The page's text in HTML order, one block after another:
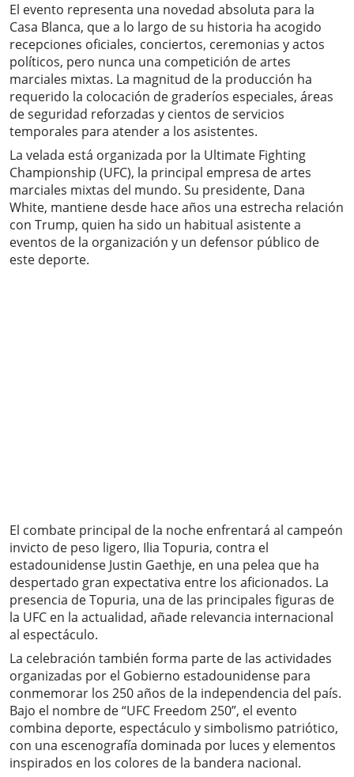
El evento representa una novedad absoluta para la
Casa Blanca, que a lo largo de su historia ha acogido
recepciones oficiales, conciertos, ceremonias y actos
políticos, pero nunca una competición de artes
marciales mixtas. La magnitud de la producción ha
requerido la colocación de graderíos especiales, áreas
de seguridad reforzadas y cientos de servicios
temporales para atender a los asistentes.
La velada está organizada por la Ultimate Fighting
Championship (UFC), la principal empresa de artes
marciales mixtas del mundo. Su presidente, Dana
White, mantiene desde hace años una estrecha relación
con Trump, quien ha sido un habitual asistente a
eventos de la organización y un defensor público de
este deporte.
El combate principal de la noche enfrentará al campeón
invicto de peso ligero, Ilia Topuria, contra el
estadounidense Justin Gaethje, en una pelea que ha
despertado gran expectativa entre los aficionados. La
presencia de Topuria, una de las principales figuras de
la UFC en la actualidad, añade relevancia internacional
al espectáculo.
La celebración también forma parte de las actividades
organizadas por el Gobierno estadounidense para
conmemorar los 250 años de la independencia del país.
Bajo el nombre de “UFC Freedom 250”, el evento
combina deporte, espectáculo y simbolismo patriótico,
con una escenografía dominada por luces y elementos
inspirados en los colores de la bandera nacional.